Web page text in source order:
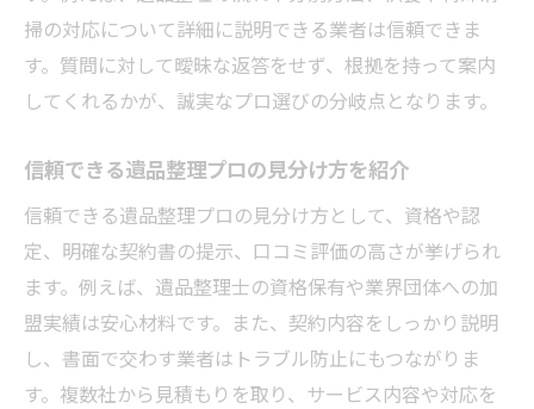
掃の対応について詳細に説明できる業者は信頼できま
す。質問に対して曖昧な返答をせず、根拠を持って案内
してくれるかが、誠実なプロ選びの分岐点となります。
信頼できる遺品整理プロの見分け方を紹介
信頼できる遺品整理プロの見分け方として、資格や認
定、明確な契約書の提示、口コミ評価の高さが挙げられ
ます。例えば、遺品整理士の資格保有や業界団体への加
盟実績は安心材料です。また、契約内容をしっかり説明
し、書面で交わす業者はトラブル防止にもつながりま
す。複数社から見積もりを取り、サービス内容や対応を